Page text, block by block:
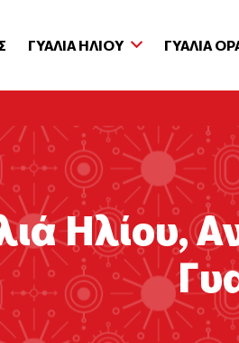
ΓΥΑΛΙΑ ΗΛΙΟΥ ΓΥΑΛΙΑ
Ηλίου,